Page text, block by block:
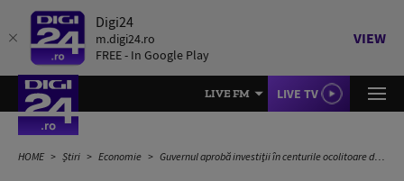
Digi24
m.digi24.ro
FREE - In Google Play
VIEW
LIVE FM LIVE TV
HOME Știri Economie Guvernul aprobă investiţii în centurile ocolitoare de la Cluj şi Baia Mare. Câți bani vor fi alocați